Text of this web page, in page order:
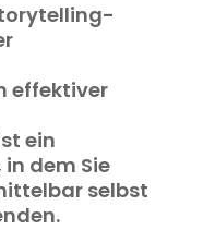
effektiver
ein
in dem Sie
selbst